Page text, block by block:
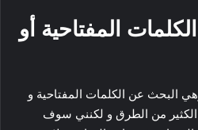
المفتاحية أو
البحث عن الكلمات المفتاحية و
الكثير من الطرق و لكنني سوف